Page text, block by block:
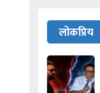
लोकप्रिय